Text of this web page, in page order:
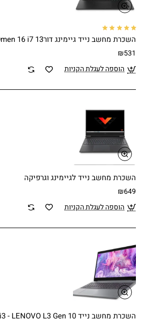
השכרת מחשב נייד גיימינג דור13 HP Omen 16 i7
₪531
הוספה לעגלת הקניות
השכרת מחשב נייד לגיימינג וגרפיקה
₪649
הוספה לעגלת הקניות
השכרת מחשב נייד i3 - LENOVO L3 Gen 10